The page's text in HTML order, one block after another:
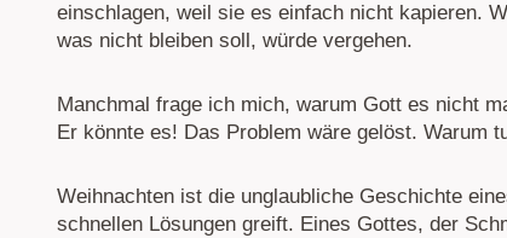
einschlagen, weil sie es einfach nicht kapieren.
was nicht bleiben soll, würde vergehen.
Manchmal frage ich mich, warum Gott es nicht
Er könnte es! Das Problem wäre gelöst. Warum
Weihnachten ist die unglaubliche Geschichte
schnellen Lösungen greift. Eines Gottes, der